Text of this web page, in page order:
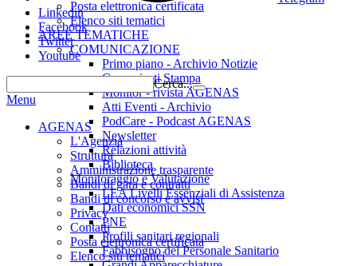
Linkedin
Facebook
Twitter
Youtube
Cerca...
Menu
AGENAS
L'Agenzia
Struttura
Amministrazione trasparente
Bandi di gara e contratti
Bandi di concorso e avvisi
Privacy
Contatti
Posta elettronica certificata
Elenco siti tematici
Posta elettronica certificata
Elenco siti tematici
AREE TEMATICHE
COMUNICAZIONE
Primo piano - Archivio Notizie
Comunicati Stampa
Monitor - rivista AGENAS
Atti Eventi - Archivio
PodCare - Podcast AGENAS
Newsletter
Relazioni attività
Biblioteca
Monitoraggio e Valutazione
LEA Livelli Essenziali di Assistenza
Dati economici SSN
PNE
Profili sanitari regionali
Fabbisogno del Personale Sanitario